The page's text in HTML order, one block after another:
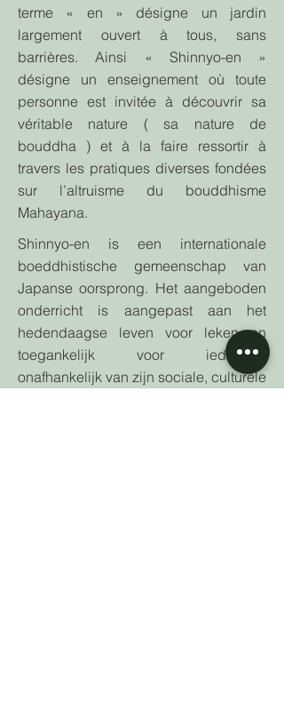
terme « en » désigne un jardin
largement ouvert à tous, sans
barrières. Ainsi « Shinnyo-en »
désigne un enseignement où toute
personne est invitée à découvrir sa
véritable nature ( sa nature de
bouddha ) et à la faire ressortir à
travers les pratiques diverses fondées
sur l’altruisme du bouddhisme
Mahayana.
Shinnyo-en is een internationale
boeddhistische gemeenschap van
Japanse oorsprong. Het aangeboden
onderricht is aangepast aan het
hedendaagse leven voor leken en
toegankelijk voor iedereen,
onafhankelijk van zijn sociale, culturele